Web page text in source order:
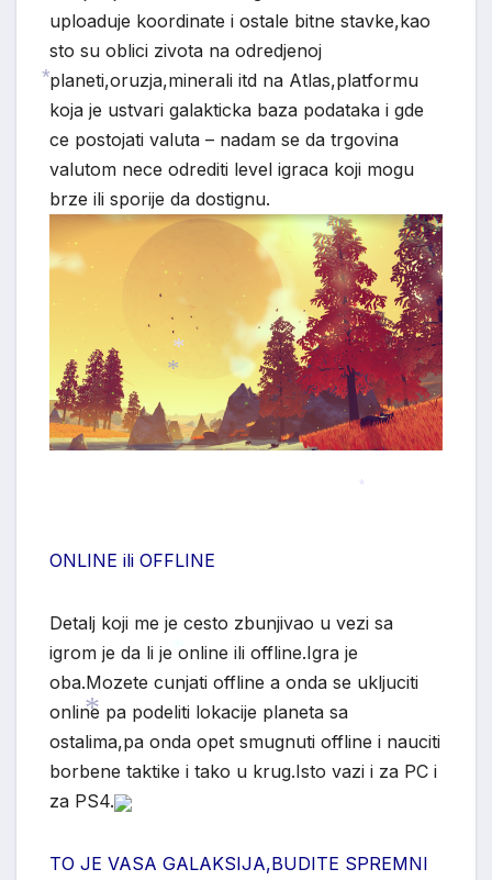
uploaduje koordinate i ostale bitne stavke,kao
sto su oblici zivota na odredjenoj
planeti,oruzja,minerali itd na Atlas,platformu
koja je ustvari galakticka baza podataka i gde
ce postojati valuta – nadam se da trgovina
valutom nece odrediti level igraca koji mogu
brze ili sporije da dostignu.
ONLINE ili OFFLINE
Detalj koji me je cesto zbunjivao u vezi sa
igrom je da li je online ili offline.Igra je
oba.Mozete cunjati offline a onda se ukljuciti
online pa podeliti lokacije planeta sa
ostalima,pa onda opet smugnuti offline i nauciti
borbene taktike i tako u krug.Isto vazi i za PC i
za PS4.
TO JE VASA GALAKSIJA,BUDITE SPREMNI
*
*
*
*
*